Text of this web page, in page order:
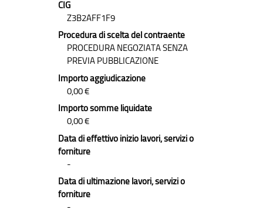
CIG
Z3B2AFF1F9
Procedura di scelta del contraente
PROCEDURA NEGOZIATA SENZA
PREVIA PUBBLICAZIONE
Importo aggiudicazione
0,00 €
Importo somme liquidate
0,00 €
Data di effettivo inizio lavori, servizi o
forniture
-
Data di ultimazione lavori, servizi o
forniture
-